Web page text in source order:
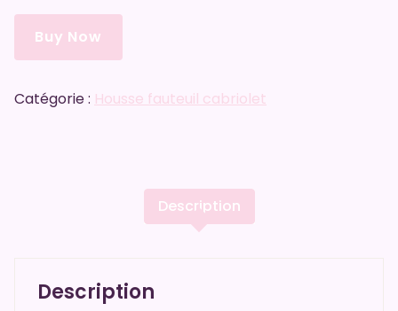
Buy Now
Catégorie : Housse fauteuil cabriolet
Description
Description